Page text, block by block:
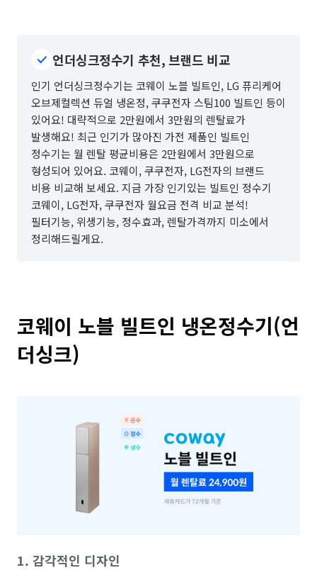
언더싱크정수기 추천, 브랜드 비교
인기 언더싱크정수기는 코웨이 노블 빌트인, LG 퓨리케어
오브제컬렉션 듀얼 냉온정, 쿠쿠전자 스팀100 빌트인 등이
있어요! 대략적으로 2만원에서 3만원의 렌탈료가
발생해요! 최근 인기가 많아진 가전 제품인 빌트인
정수기는 월 렌탈 평균비용은 2만원에서 3만원으로
형성되어 있어요. 코웨이, 쿠쿠전자, LG전자의 브랜드
비용 비교해 보세요. 지금 가장 인기있는 빌트인 정수기
코웨이, LG전자, 쿠쿠전자 월요금 전격 비교 분석!
필터기능, 위생기능, 정수효과, 렌탈가격까지 미소에서
정리해드릴게요.
코웨이 노블 빌트인 냉온정수기(언
더싱크)
1. 감각적인 디자인